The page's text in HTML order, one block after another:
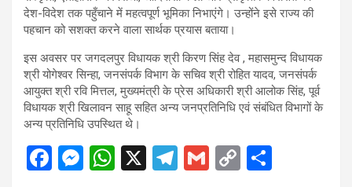
देश-विदेश तक पहुँचाने में महत्वपूर्ण भूमिका निभाएंगे। उन्होंने इसे राज्य की
पहचान को सशक्त करने वाला सार्थक प्रयास बताया।
इस अवसर पर जगदलपुर विधायक श्री किरण सिंह देव , महासमुन्द विधायक
श्री योगेश्वर सिन्हा, जनसंपर्क विभाग के सचिव श्री रोहित यादव, जनसंपर्क
आयुक्त श्री रवि मित्तल, मुख्यमंत्री के प्रेस अधिकारी श्री आलोक सिंह, पूर्व
विधायक श्री खिलावन साहू सहित अन्य जनप्रतिनिधि एवं संबंधित विभागों के
अन्य प्रतिनिधि उपस्थित थे।
F
M W X
T
G
C